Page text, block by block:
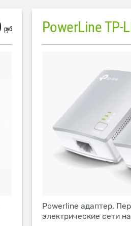
руб PowerLine TP-
Powerline адаптер.
электрические сети